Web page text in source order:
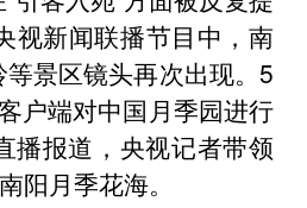
视新闻联播节目中，南
景区镜头再次出现。5
户端对中国月季园进行
播报道，央视记者带领
阳月季花海。